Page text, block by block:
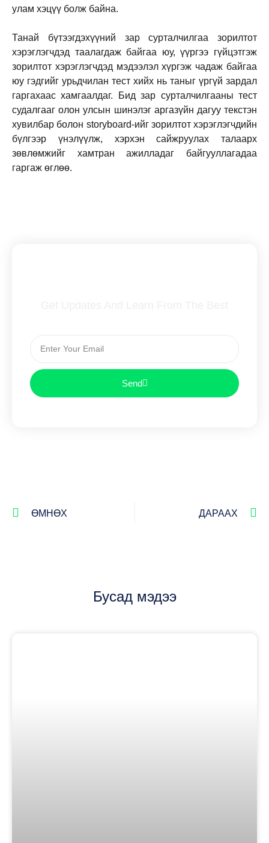
улам хэцүү болж байна.
Танай бүтээгдэхүүний зар сурталчилгаа зорилтот
хэрэглэгчдэд таалагдаж байгаа юу, үүргээ гүйцэтгэж
зорилтот хэрэглэгчдэд мэдээлэл хүргэж чадаж байгаа
юу гэдгийг урьдчилан тест хийх нь таныг үргүй зардал
гаргахаас хамгаалдаг. Бид зар сурталчилгааны тест
судалгааг олон улсын шинэлэг аргазүйн дагуу текстэн
хувилбар болон storyboard-ийг зорилтот хэрэглэгчдийн
бүлгээр үнэлүүлж, хэрхэн сайжруулах талаарх
зөвлөмжийг хамтран ажилладаг байгууллагадаа
гаргаж өглөө.
Send
ӨМНӨХ ДАРААХ
Бусад мэдээ